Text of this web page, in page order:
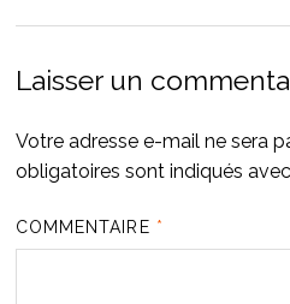
Laisser un
Votre adresse e-mail ne sera
obligatoires sont indiqués avec
COMMENTAIRE *